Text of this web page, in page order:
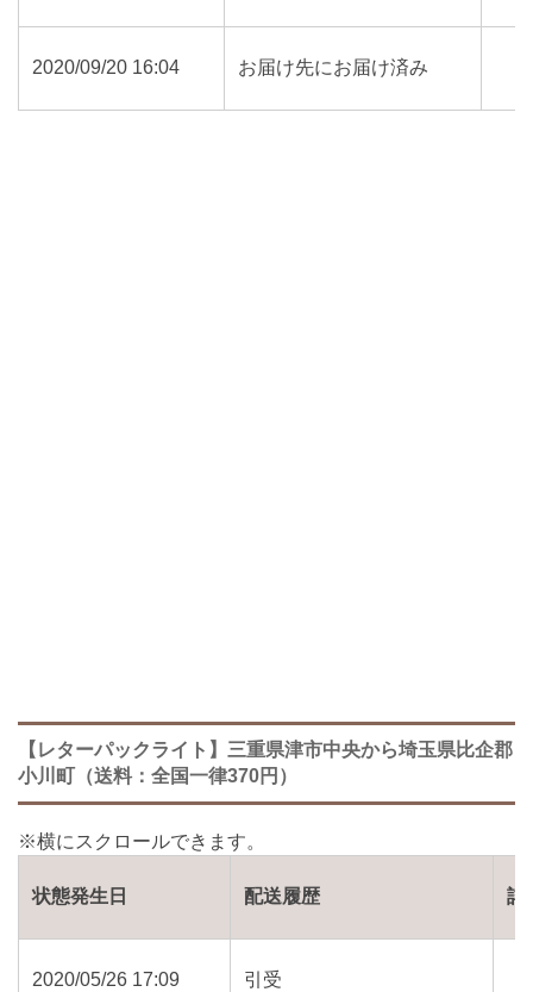
2020/09/20 16:04 お届け先にお届け済み
【レターパックライト】三重県津市中央から埼玉県比企郡
小川町（送料：全国一律370円）
状態発生日 配送履歴 詳
2020/05/26 17:09 引受